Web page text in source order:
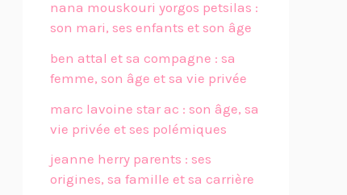
nana mouskouri yorgos petsilas :
son mari, ses enfants et son âge
ben attal et sa compagne : sa
femme, son âge et sa vie privée
marc lavoine star ac : son âge, sa
vie privée et ses polémiques
jeanne herry parents : ses
origines, sa famille et sa carrière